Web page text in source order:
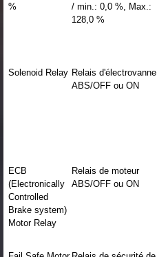
%
/ min.: 0,0 %, Max.:
128,0 %
Solenoid Relay Relais d'électrovanne
ABS/OFF ou ON
ECB
(Electronically
Controlled
Brake system)
Motor Relay
Relais de moteur
ABS/OFF ou ON